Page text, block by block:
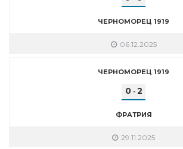
ЧЕРНОМОРЕЦ 1919
06.12.2025
ЧЕРНОМОРЕЦ 1919
0- 2
ФРАТРИЯ
29.11.2025